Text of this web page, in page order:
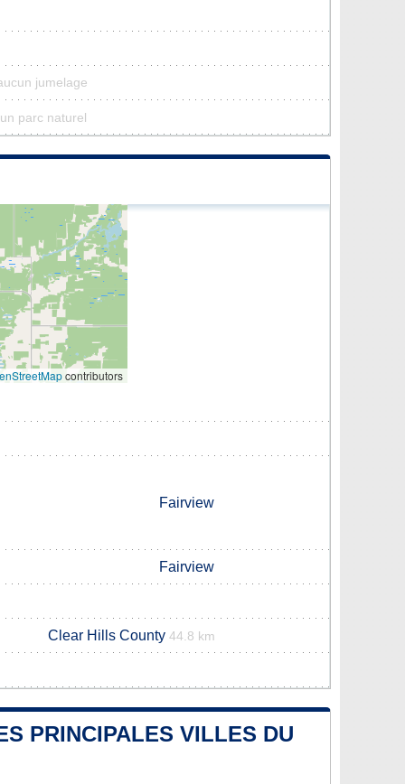
jumelage
parc naturel
contributors
Fairview
Fairview
Clear Hills County 44.8 km
PRINCIPALES VILLES DU